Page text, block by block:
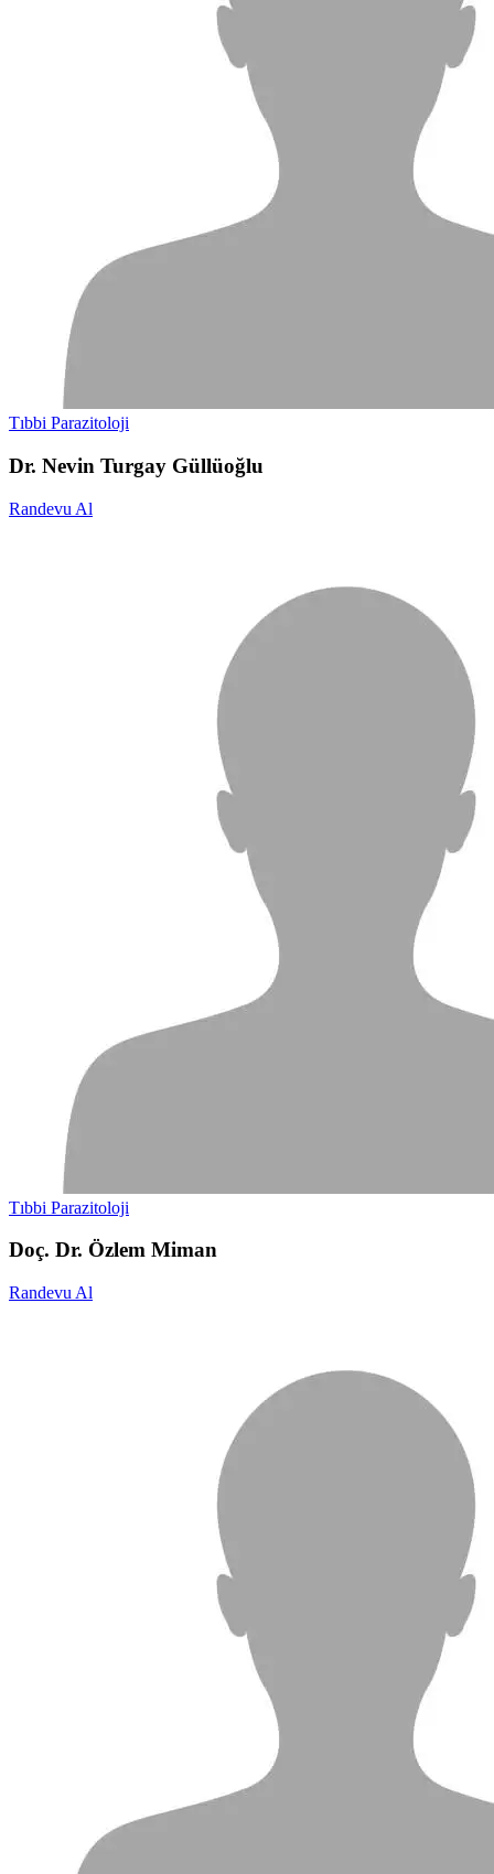
Tıbbi Parazitoloji
Dr. Nevin Turgay Güllüoğlu
Randevu Al
Tıbbi Parazitoloji
Doç. Dr. Özlem Miman
Randevu Al